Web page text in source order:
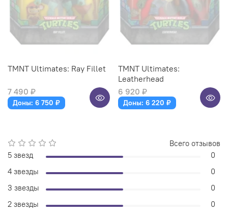
TMNT Ultimates: Ray Fillet
7 490 ₽
Доны: 6 750 ₽
TMNT Ultimates:
Leatherhead
6 920 ₽
Доны: 6 220 ₽
Всего отзывов
5 звезд
0
4 звезды
0
3 звезды
0
2 звезды
0